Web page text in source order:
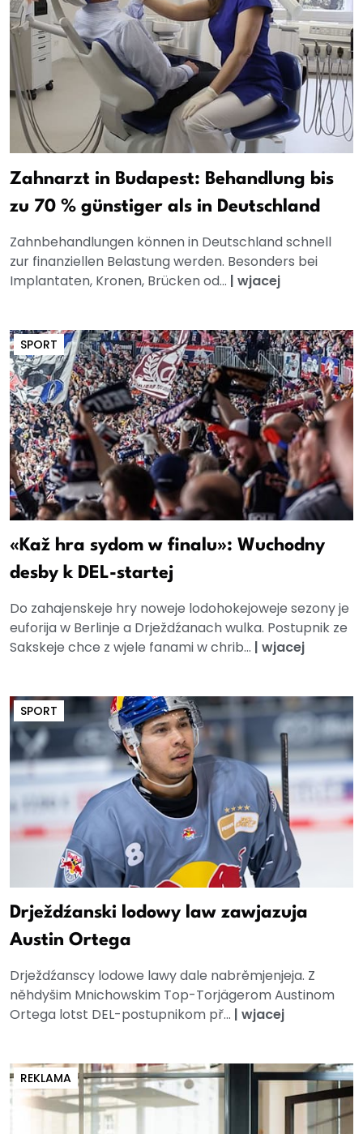
Zahnarzt in Budapest: Behandlung bis
zu 70 % günstiger als in Deutschland
Zahnbehandlungen können in Deutschland schnell
zur finanziellen Belastung werden. Besonders bei
Implantaten, Kronen, Brücken od... | wjacej
SPORT
«Kaž hra sydom w finalu»: Wuchodny
desby k DEL-startej
Do zahajenskeje hry noweje lodohokejoweje sezony je
euforija w Berlinje a Drježdźanach wulka. Postupnik ze
Sakskeje chce z wjele fanami w chrib... | wjacej
SPORT
Drježdźanski lodowy law zawjazuja
Austin Ortega
Drježdźanscy lodowe lawy dale nabrěmjenjeja. Z
něhdyšim Mnichowskim Top-Torjägerom Austinom
Ortega lotst DEL-postupnikom př... | wjacej
REKLAMA